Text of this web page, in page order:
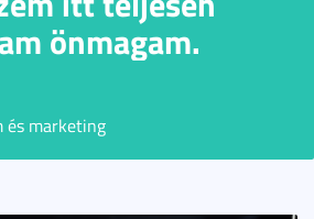
önmagam.
és marketing